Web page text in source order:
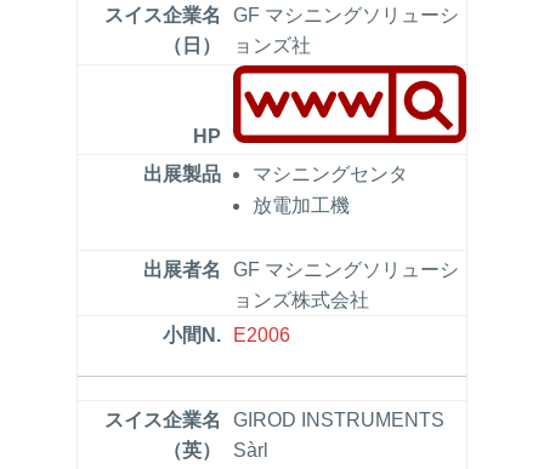
GF マシニングソリューシ
ョンズ社
マシニングセンタ
放電加工機
GF マシニングソリューシ
ョンズ株式会社
E2006
GIROD INSTRUMENTS
Sàrl